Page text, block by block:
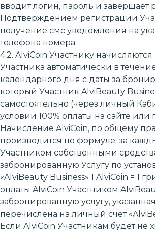
вводит логин, пароль и завершает
Подтверждением регистрации
получение смс уведомления на
телефона номера.
4.2. AlviCoin Участнику начисляются
Участника автоматически в
календарного дня с даты за
который Участник AlviBeauty
самостоятельно (через личный
условии 100% оплаты на сайте
Начисление AlviCoin, по общему
производится по формуле: за
Участником собственными
забронированную Услугу по
«AlviBeauty Business» 1 AlviCoin = 1
оплаты AlviCoin Участником
забронированную услугу,
перечислена на личный счет
Если AlviCoin Участникам будет не